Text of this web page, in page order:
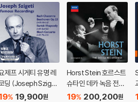
제프 시게티 유명 레
딩 (Joseph Szigeti
Recording
19,900원
%
Horst Stein 호르스트
슈타인 데카 녹음 전집
(The Decca Recordi
200,200원
19%